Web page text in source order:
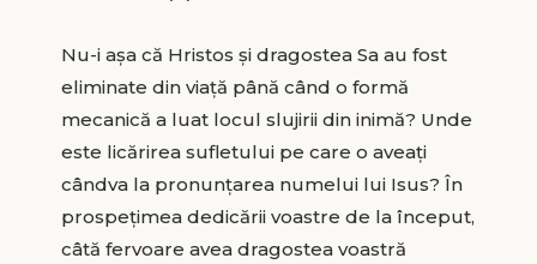
Nu-i așa că Hristos și dragostea Sa au fost
eliminate din viață până când o formă
mecanică a luat locul slujirii din inimă? Unde
este licărirea sufletului pe care o aveați
cândva la pronunțarea numelui lui Isus? În
prospețimea dedicării voastre de la început,
câtă fervoare avea dragostea voastră